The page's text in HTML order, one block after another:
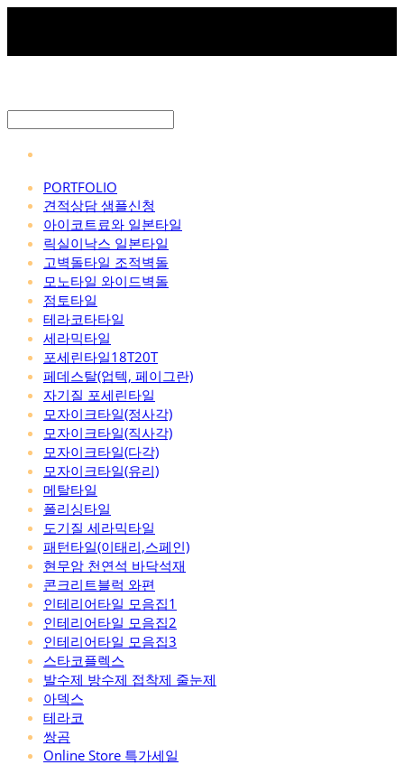
PORTFOLIO
견적상담 샘플신청
아이코트료와 일본타일
릭실이낙스 일본타일
고벽돌타일 조적벽돌
모노타일 와이드벽돌
점토타일
테라코타타일
세라믹타일
포세린타일18T20T
페데스탈(업텍, 페이그란)
자기질 포세린타일
모자이크타일(정사각)
모자이크타일(직사각)
모자이크타일(다각)
모자이크타일(유리)
메탈타일
폴리싱타일
도기질 세라믹타일
패턴타일(이태리,스페인)
현무암 천연석 바닥석재
콘크리트블럭 와편
인테리어타일 모음집1
인테리어타일 모음집2
인테리어타일 모음집3
스타코플렉스
발수제 방수제 접착제 줄눈제
아덱스
테라코
쌍곰
Online Store 특가세일